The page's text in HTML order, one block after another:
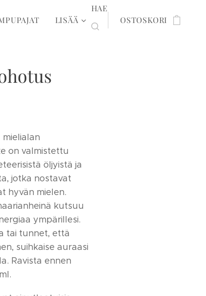
LISÄÄ
HAE
OSTOSKORI
mielialan
on valmistettu
öljyistä ja
jotka nostavat
hyvän mielen.
kutsuu
ympärillesi.
tai tunnet, että
suihkaise auraasi
Ravista ennen